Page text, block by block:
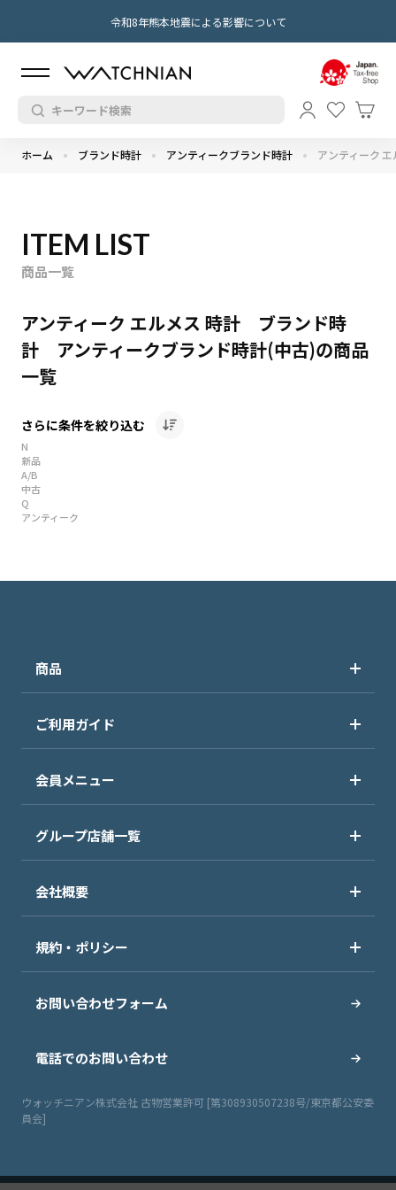
令和8年熊本地震による影響について
ホーム ブランド時計 アンティークブランド時計 アンティーク
ITEM LIST
商品一覧
アンティーク エルメス 時計 ブランド時
計 アンティークブランド時計(中古)の商品
一覧
さらに条件を絞り込む
N
新品
A/B
中古
Q
アンティーク
商品
ご利用ガイド
会員メニュー
グループ店舗一覧
会社概要
規約・ポリシー
お問い合わせフォーム
電話でのお問い合わせ
ウォッチニアン株式会社 古物営業許可 [第308930507238号/東京都公安委
員会]